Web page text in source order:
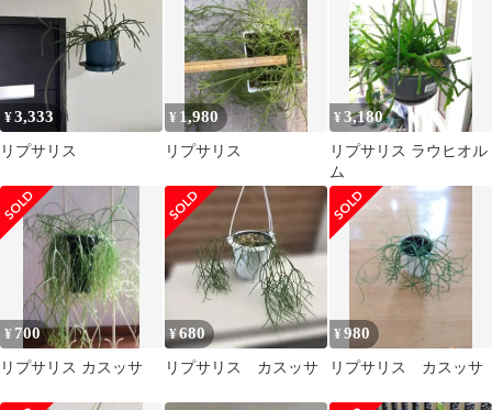
¥3,333
リプサリス
¥ 1,980
リプサリス
¥3,180
リプサリス ラウヒオル
ム
¥ 700
リプサリス カスッサ
¥680
リプサリス カスッサ
¥980
リプサリス カスッサ